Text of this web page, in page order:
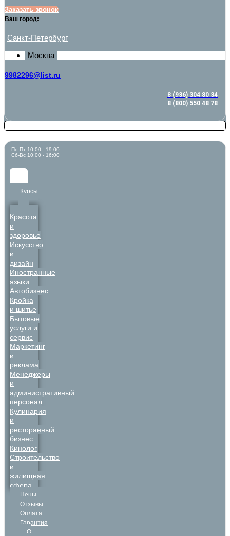
Заказать звонок
Ваш город:
Санкт-Петербург
Москва
9982296@list.ru
8 (936) 304 80 34
8 (800) 550 48 78
Пн-Пт 10:00 - 19:00
Сб-Вс 10:00 - 16:00
Курсы
Красота
и
здоровье
Искусство
и
дизайн
Иностранные
языки
Автобизнес
Кройка
и шитье
Бытовые
услуги и
сервис
Маркетинг
и
реклама
Менеджеры
и
административный
персонал
Кулинария
и
ресторанный
бизнес
Кинолог
Строительство
и
жилищная
сфера
Цены
Отзывы
Оплата
Гарантия
О